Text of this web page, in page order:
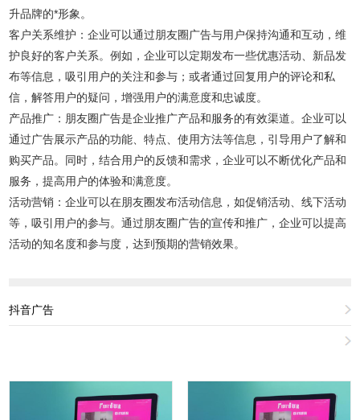
升品牌的*形象。
客户关系维护：企业可以通过朋友圈广告与用户保持沟通和互动，维
护良好的客户关系。例如，企业可以定期发布一些优惠活动、新品发
布等信息，吸引用户的关注和参与；或者通过回复用户的评论和私
信，解答用户的疑问，增强用户的满意度和忠诚度。
产品推广：朋友圈广告是企业推广产品和服务的有效渠道。企业可以
通过广告展示产品的功能、特点、使用方法等信息，引导用户了解和
购买产品。同时，结合用户的反馈和需求，企业可以不断优化产品和
服务，提高用户的体验和满意度。
活动营销：企业可以在朋友圈发布活动信息，如促销活动、线下活动
等，吸引用户的参与。通过朋友圈广告的宣传和推广，企业可以提高
活动的知名度和参与度，达到预期的营销效果。
抖音广告